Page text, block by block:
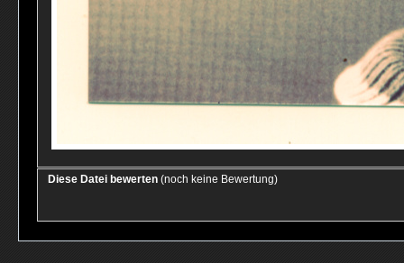
Diese Datei bewerten (noch keine Bewertung)